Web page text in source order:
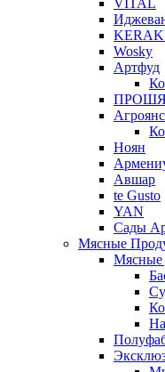
VITAL
Wosky
Артфуд
Агроянс
Ноян
Авшар
te Gusto
YAN
Сады
Мясные
Мясные